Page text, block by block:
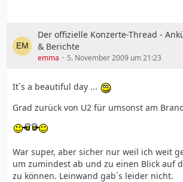
Der offizielle Konzerte-Thread -
& Berichte
emma 5. November 2009 um 21:23
It´s a beautiful day ...
Grad zurück von U2 für umsonst am
War super, aber sicher nur weil ich weit
um zumindest ab und zu einen Blick auf
zu können. Leinwand gab´s leider nicht.